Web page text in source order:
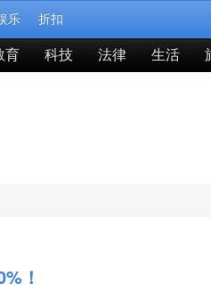
乐 折扣
育 科技 法律 生活
！